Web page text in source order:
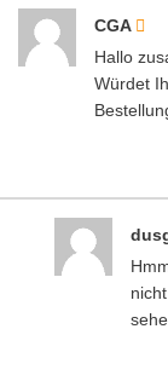
CGA
Hallo
Würdet